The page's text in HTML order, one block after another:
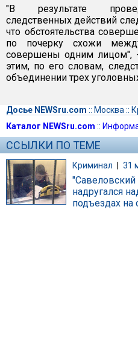
"В результате
следственных действий
что обстоятельства
по почерку схожи
совершены одним лицом",
этим, по его словам,
объединении трех
Досье NEWSru.com :: Москва ::
Каталог NEWSru.com ::
ССЫЛКИ ПО ТЕМЕ
Криминал | 31
надругался
подъездах